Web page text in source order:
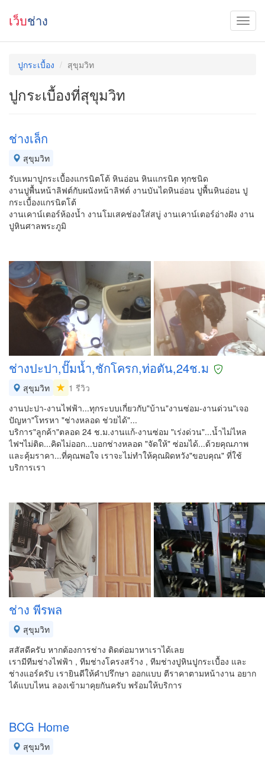
เว็บช่าง
ปูกระเบื้อง สุขุมวิท
ปูกระเบื้องที่สุขุมวิท
ช่างเล็ก
สุขุมวิท
รับเหมาปูกระเบื้องแกรนิตโต้ หินอ่อน หินแกรนิต ทุกชนิด
งานปูพื้นหน้าลิฟต์กับผนังหน้าลิฟต์ งานบันไดหินอ่อน ปูพื้นหินอ่อน ปู
กระเบื้องแกรนิตโต้
งานเคาน์เตอร์ห้องน้ำ งานโมเสคช่องใส่สบู่ งานเคาน์เตอร์อ่างฝัง งาน
ปูหินศาลพระภูมิ
ช่างปะปา,ปั๊มน้ำ,ชักโครก,ท่อตัน,24ช.ม
สุขุมวิท
1 รีวิว
งานปะปา-งานไฟฟ้า...ทุกระบบเกี่ยวกับ"บ้าน"งานซ่อม-งานด่วน"เจอ
ปัญหา"โทรหา "ช่างหลอด ช่วยได้"...
บริการ"ลูกค้า"ตลอด 24 ช.ม.งานแก้-งานซ่อม "เร่งด่วน"...น้ำไม่ไหล
ไฟฯไม่ติด...คิดไม่ออก...บอกช่างหลอด "จัดให้" ซ่อมได้...ด้วยคุณภาพ
และคุ้มราคา...ที่คุณพอใจ เราจะไม่ทำให้คุณผิดหวัง"ขอบคุณ" ที่ใช้
บริการเรา
ช่าง พีรพล
สุขุมวิท
สสัสดีครับ หากต้องการช่าง ติดต่อมาหาเราได้เลย
เรามีทีมช่างไฟฟ้า , ทีมช่างโครงสร้าง , ทีมช่างปูหินปูกระเบื้อง และ
ช่างแอร์ครับ เรายินดีให้คำปรึกษา ออกแบบ ตีราคาตามหน้างาน อยาก
ได้แบบไหน ลองเข้ามาคุยกันครับ พร้อมให้บริการ
BCG Home
สุขุมวิท